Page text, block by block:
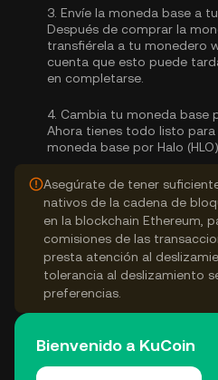
3. Envíe la moneda base a
Después de comprar la
transfiérela a tu monedero
cuenta que esto puede
en completarse.
4. Cambia tu moneda base
Ahora tienes todo listo
moneda base por Halo (HLO).
Asegúrate de tener
nativos de la cadena de
en la blockchain Ethereum,
comisiones de las
presta atención al
tolerancia al deslizamiento
preferencias.
Bienvenido a KuCoin